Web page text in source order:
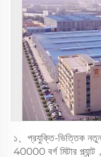
১、প্রযুক্তি-ভিত্তিক নতুন
40000 বর্গ মিটার প্ল্যান্ট，